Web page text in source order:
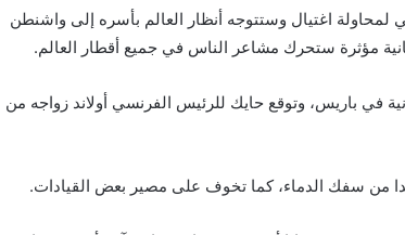
اغتيال وستتوجه أنظار العالم بأسره إلى واشنطن
مؤثرة ستحرك مشاعر الناس في جميع أقطار العالم.
في باريس، وتوقع حايك للرئيس الفرنسي أولاند زواجه من
من سفك الدماء، كما تخوف على مصير بعض القيادات.